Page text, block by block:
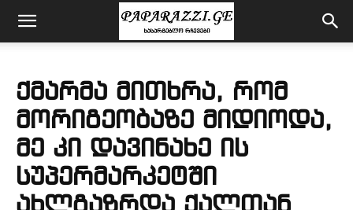
ქმარმა მითხრა, რომ
მორიგეობაზე მიდიოდა,
მე კი დავინახე ის
სუპერმარკეტში